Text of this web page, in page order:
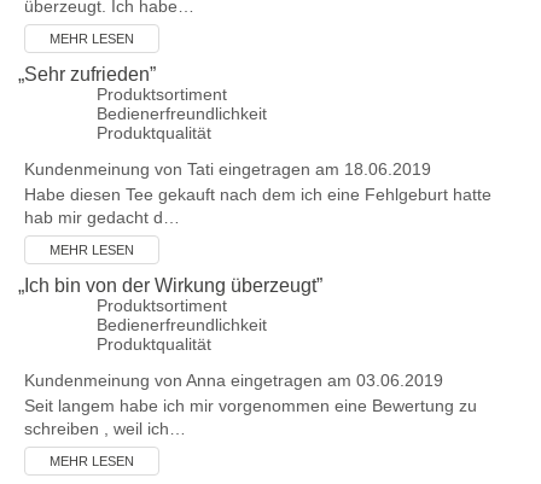
überzeugt. Ich habe…
MEHR LESEN
„Sehr zufrieden”
Produktsortiment
Bedienerfreundlichkeit
Produktqualität
Kundenmeinung von Tati eingetragen am 18.06.2019
Habe diesen Tee gekauft nach dem ich eine Fehlgeburt hatte
hab mir gedacht d…
MEHR LESEN
„ Ich bin von der Wirkung überzeugt”
Produktsortiment
Bedienerfreundlichkeit
Produktqualität
Kundenmeinung von Anna eingetragen am 03.06.2019
Seit langem habe ich mir vorgenommen eine Bewertung zu
schreiben , weil ich…
MEHR LESEN